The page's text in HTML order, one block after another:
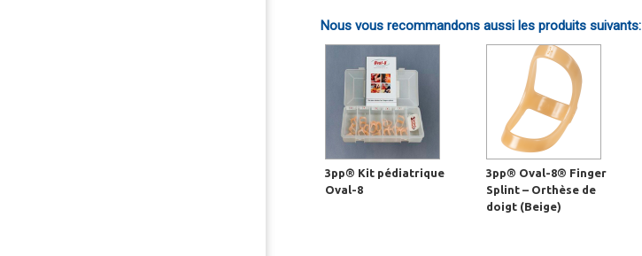
Nous vous recommandons aussi les produits suivants:
3pp® Kit pédiatrique
Oval-8
3pp® Oval-8® Finger
Splint – Orthèse de
doigt (Beige)